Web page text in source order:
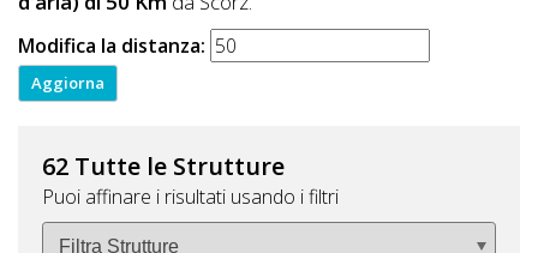
Modifica la distanza:
62 Tutte le Strutture
Puoi affinare i risultati usando i filtri